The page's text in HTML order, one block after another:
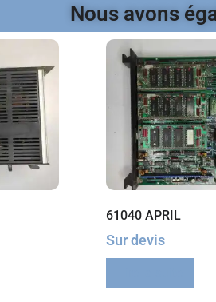
Nous avons
61040 APRIL
Sur devis